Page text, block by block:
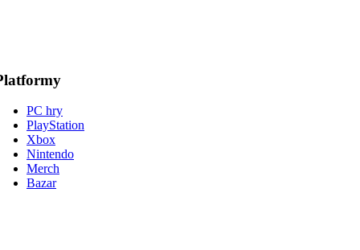
PC hry
PlayStation
Xbox
Nintendo
Merch
Bazar